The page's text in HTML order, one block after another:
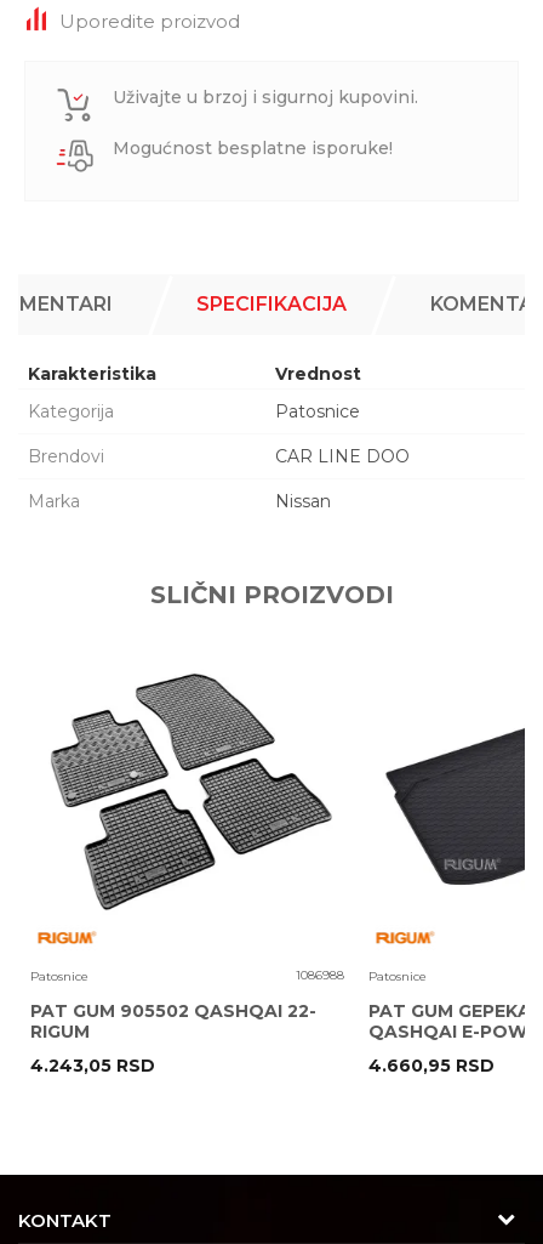
Uporedite proizvod
Uživajte u brzoj i sigurnoj kupovini.
Mogućnost besplatne isporuke!
SPECIFIKACIJA
Karakteristika
Vrednost
Kategorija
Patosnice
Brendovi CAR LINE DOO
Marka Nissan
Poruka
POŠALJI
SLIČNI PROIZVODI
Patosnice 1086988
PAT GUM 905502 QASHQAI 22-
RIGUM
4.243,05 RSD
Patosnice
PAT GUM GEPEKA
QASHQAI E-
4.660,95 RSD
KONTAKT